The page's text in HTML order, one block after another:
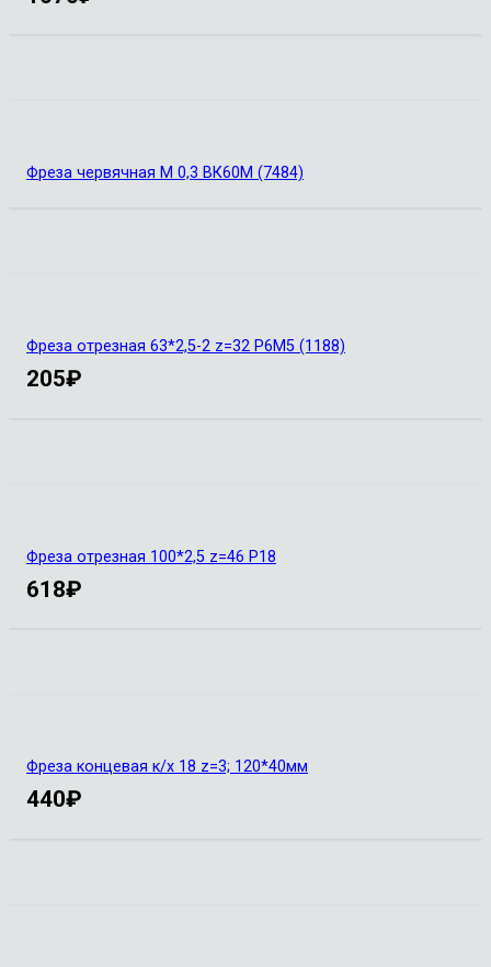
Фреза червячная М 0,3 ВК60М (7484)
Фреза отрезная 63*2,5-2 z=32 Р6М5 (1188)
205₽
Фреза отрезная 100*2,5 z=46 Р18
618₽
Фреза концевая к/х 18 z=3; 120*40мм
440₽